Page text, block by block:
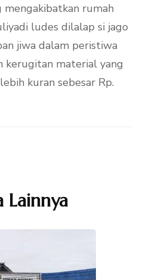
rumah
ludes dilalap si jago
jiwa dalam peristiwa
kerugitan material yang
kuran sebesar Rp.
Lainnya